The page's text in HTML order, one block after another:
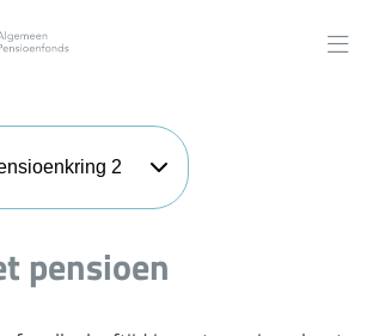
2
pensioen